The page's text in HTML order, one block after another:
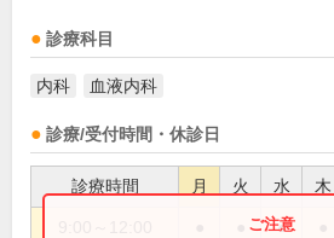
診療科目
内科 血液内科
診療/受付時間・休診日
診療時間 月 火 水 木
●